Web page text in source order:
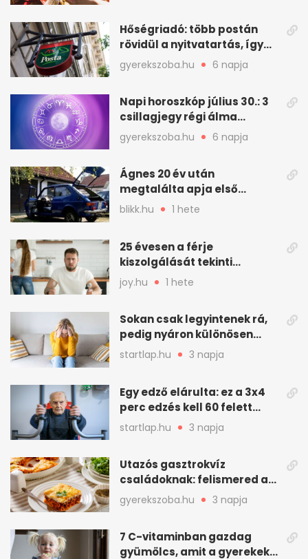
Hőségriadó: több postán
rövidül a nyitvatartás, így
intézkedik a Magyar Posta
gyerekszoba.hu 6 napja
Napi horoszkóp július 30.: 3
csillagjegy régi álma
teljesülhet
gyerekszoba.hu 6 napja
Ágnes 20 év után
megtalálta apja első
autóját
blikk.hu 1 hete
25 évesen a férje
kiszolgálását tekinti
„munkának”
joy.hu 1 hete
Sokan csak legyintenek rá,
pedig nyáron különösen
gyakran jelentkezik ez a
kellemetlen betegség
startlap.hu 3 napja
Egy edző elárulta: ez a 3x4
perc edzés kell 60 felett
mindenkinek
startlap.hu 3 napja
Utazós gasztrokvíz
családoknak: felismered az
asadót és társait?
gyerekszoba.hu 3 napja
7 C-vitaminban gazdag
gyümölcs, amit a gyerekek